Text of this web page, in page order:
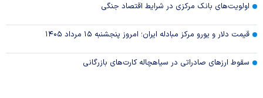
اولویت‌های بانک مرکزی در شرایط اقتصاد جنگی
قیمت دلار و یورو مرکز مبادله ایران؛ امروز پنجشنبه ۱۵ مرداد ۱۴۰۵
سقوط ارزهای صادراتی در سیاهچاله کارت‌های بازرگانی